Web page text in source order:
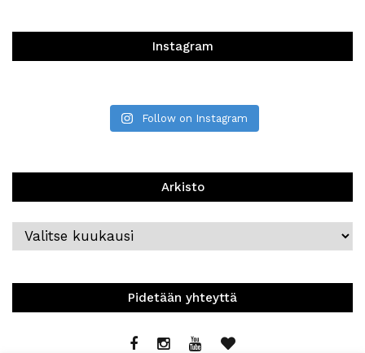
Instagram
Follow on Instagram
Arkisto
Arkisto
Pidetään yhteyttä